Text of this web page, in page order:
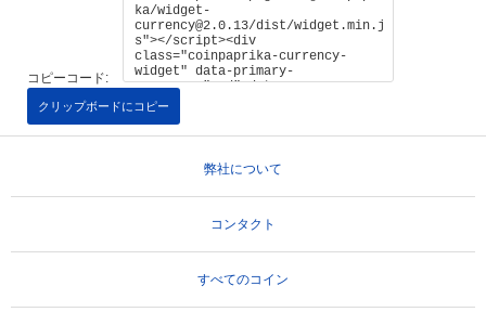
コピーコード:
クリップボードにコピー
弊社について
コンタクト
すべてのコイン